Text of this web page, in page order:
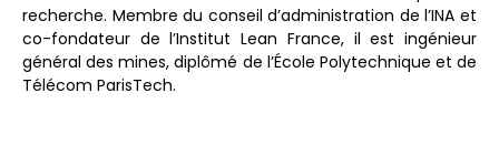
recherche. Membre du conseil d’administration de l’INA et
co-fondateur de l’Institut Lean France, il est ingénieur
général des mines, diplômé de l’École Polytechnique et de
Télécom ParisTech.